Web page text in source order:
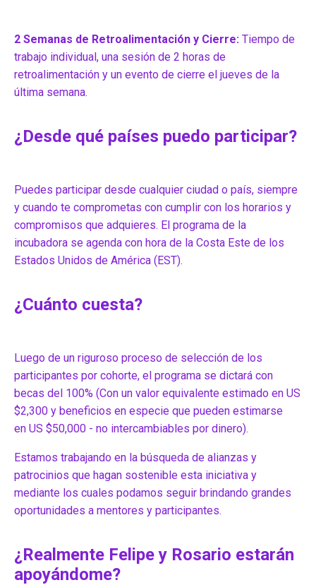
2 ​Semanas de Retroalimentación y Cierre: Tiempo de
trabajo individual, una sesión de 2 horas de
retroalimentación y un evento de cierre el jueves de la
última semana.
¿Desde qué países puedo participar?
Puedes participar desde cualquier ciudad o país, siempre
y cuando te comprometas con cumplir con los horarios y
compromisos que adquieres. El programa de la
incubadora se agenda con hora de la Costa Este de los
Estados Unidos de América (EST).
¿Cuánto cuesta?
Luego de un riguroso proceso de selección de los
participantes por cohorte, el programa se dictará con
becas del 100% (Con un valor equivalente estimado en US
$2,300 y beneficios en especie que pueden estimarse
en US $50,000 - no intercambiables por dinero).
Estamos trabajando en la búsqueda de alianzas y
patrocinios que hagan sostenible esta iniciativa y
mediante los cuales podamos seguir brindando grandes
oportunidades a mentores y participantes.
¿Realmente Felipe y Rosario estarán
apoyándome?